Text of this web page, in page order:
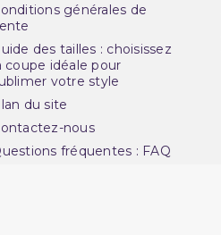
générales de
des tailles : choisissez
coupe idéale pour
votre style
du site
nous
fréquentes : FAQ